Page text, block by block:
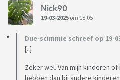
Nick90
19-03-2025 om 18:05
Due-scimmie schreef op 19-
[..]
Zeker wel. Van mijn kinderen
hebben dan bij andere